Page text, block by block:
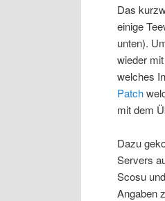
Das
einige
unten).
wieder
welches
Patch
mit dem
Dazu
Servers
Scosu
Angaben